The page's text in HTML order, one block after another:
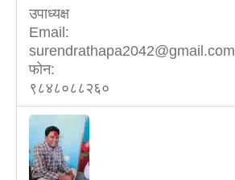
उपाध्यक्ष
Email:
surendrathapa2042@gmail.com
फोन:
९८४८०८८२६०